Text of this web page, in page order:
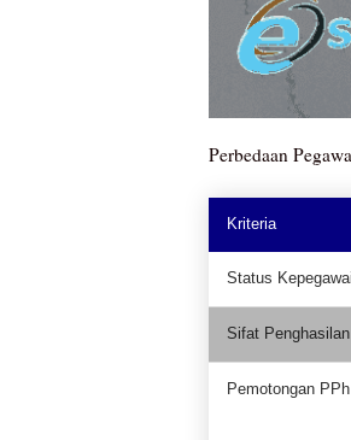
Perbedaan
Kriteria
Status
Sifat Penghasilan
Pemotongan